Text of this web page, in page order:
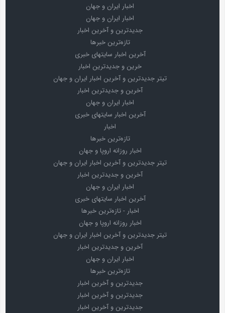
اخبار ایران و جهان
اخبار ایران و جهان
جدیدترین و آخرین اخبار
تازه‌ترین خبرها
آخرین اخبار سایتهای خبری
خرین و جدیدترین اخبار
تیتر جدیدترین و آخرین اخبار ایران و جهان
آخرین و جدیدترین اخبار
اخبار ایران و جهان
آخرین اخبار سایتهای خبری
اخبار
تازه‌ترین خبرها
اخبار روزانه اروپا و جهان
تیتر جدیدترین و آخرین اخبار ایران و جهان
آخرین و جدیدترین اخبار
اخبار ایران و جهان
آخرین اخبار سایتهای خبری
اخبار - تازه‌ترین خبرها
اخبار روزانه اروپا و جهان
تیتر جدیدترین و آخرین اخبار ایران و جهان
آخرین و جدیدترین اخبار
اخبار ایران و جهان
تازه‌ترین خبرها
جدیدترین و آخرین اخبار
جدیدترین و آخرین اخبار
جدیدترین و آخرین اخبار